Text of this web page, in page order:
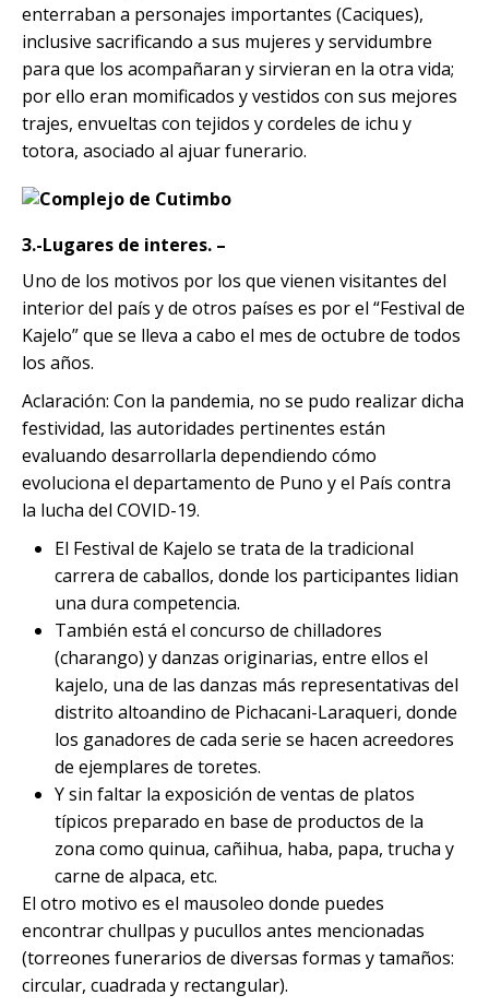
enterraban a personajes importantes (Caciques),
inclusive sacrificando a sus mujeres y servidumbre
para que los acompañaran y sirvieran en la otra vida;
por ello eran momificados y vestidos con sus mejores
trajes, envueltas con tejidos y cordeles de ichu y
totora, asociado al ajuar funerario.
3.-Lugares de interes. –
Uno de los motivos por los que vienen visitantes del
interior del país y de otros países es por el “Festival de
Kajelo” que se lleva a cabo el mes de octubre de todos
los años.
Aclaración: Con la pandemia, no se pudo realizar dicha
festividad, las autoridades pertinentes están
evaluando desarrollarla dependiendo cómo
evoluciona el departamento de Puno y el País contra
la lucha del COVID-19.
El Festival de Kajelo se trata de la tradicional
carrera de caballos, donde los participantes lidian
una dura competencia.
También está el concurso de chilladores
(charango) y danzas originarias, entre ellos el
kajelo, una de las danzas más representativas del
distrito altoandino de Pichacani-Laraqueri, donde
los ganadores de cada serie se hacen acreedores
de ejemplares de toretes.
Y sin faltar la exposición de ventas de platos
típicos preparado en base de productos de la
zona como quinua, cañihua, haba, papa, trucha y
carne de alpaca, etc.
El otro motivo es el mausoleo donde puedes
encontrar chullpas y pucullos antes mencionadas
(torreones funerarios de diversas formas y tamaños:
circular, cuadrada y rectangular).